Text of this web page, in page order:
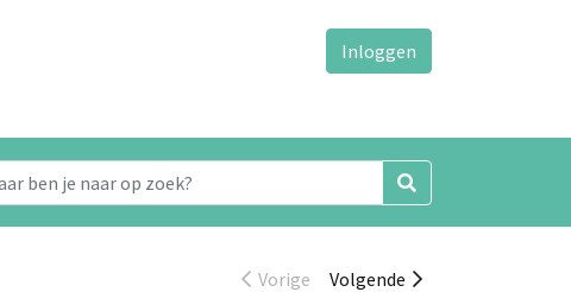
Inloggen
Vorige Volgende